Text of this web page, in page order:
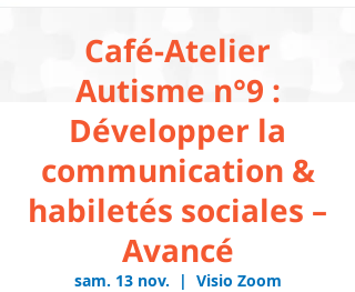
Café-Atelier
Autisme n°9 :
Développer la
communication &
habiletés sociales –
Avancé
sam. 13 nov.
  |
Visio Zoom